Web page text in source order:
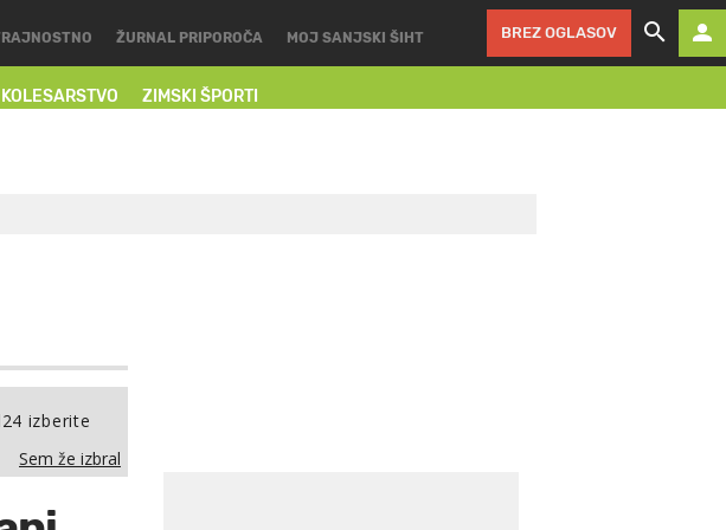
KOLESARSTVO ZIMSKI ŠPORTI
ŽURNAL PRIPOROČA MOJ SANJSKI ŠIHT BREZ OGLASOV
izberite
Sem že izbral